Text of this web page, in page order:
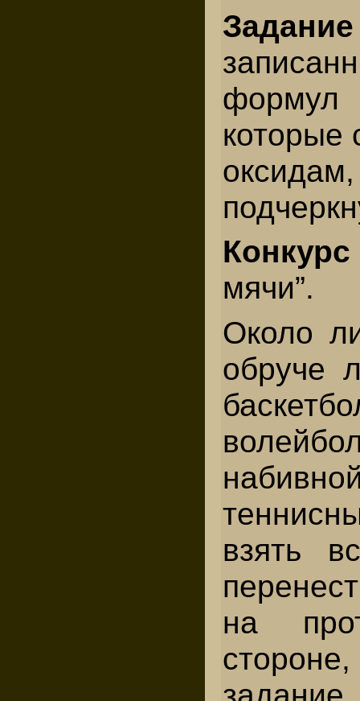
которые
мячи”.
Около
обруче
взять
на